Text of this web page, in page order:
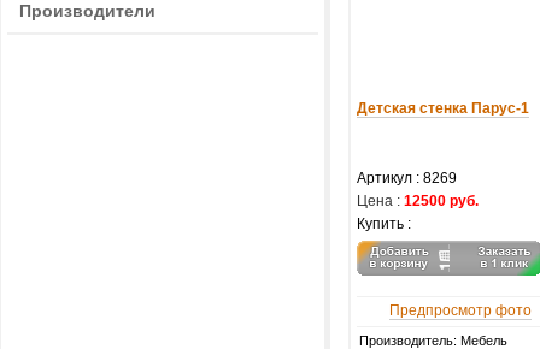
Производители
Детская стенка Парус-1
Артикул : 8269
Цена : 12500 руб.
Купить :
Предпросмотр фото
Производитель: Мебель